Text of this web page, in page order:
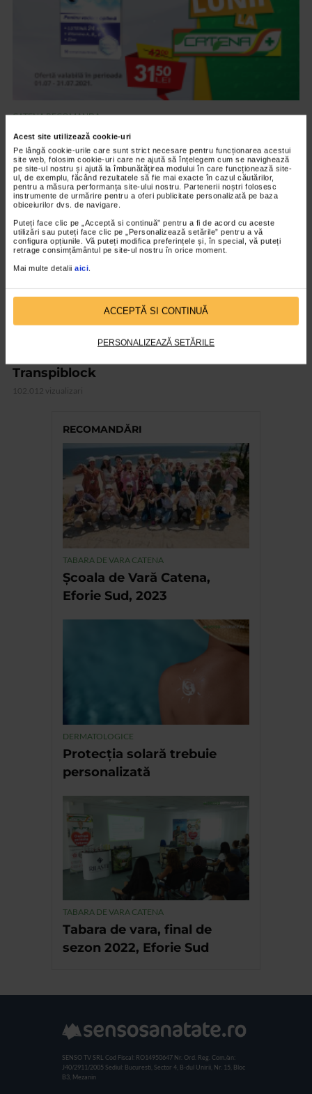
Acest site utilizează cookie-uri
Pe lângă cookie-urile care sunt strict necesare pentru funcționarea acestui
site web, folosim cookie-uri care ne ajută să înțelegem cum se navighează
pe site-ul nostru și ajută la îmbunătățirea modului în care funcționează site-
ul, de exemplu, făcând rezultatele să fie mai exacte în cazul căutărilor,
pentru a măsura performanța site-ului nostru. Partenerii noștri folosesc
instrumente de urmărire pentru a oferi publicitate personalizată pe baza
obiceiurilor dvs. de navigare.
Puteți face clic pe „Acceptă si continuă” pentru a fi de acord cu aceste
utilizări sau puteți face clic pe „Personalizează setările” pentru a vă
configura opțiunile. Vă puteți modifica preferințele și, în special, vă puteți
retrage consimțământul pe site-ul nostru în orice moment.
Mai multe detalii aici.
ACCEPTĂ SI CONTINUĂ
PERSONALIZEAZĂ SETĂRILE
CATENA RECOMANDA
Vedixin Max
101.798 vizualizari
VIDEO
Transpiblock
102.012 vizualizari
RECOMANDĂRI
TABARA DE VARA CATENA
Școala de Vară Catena,
Eforie Sud, 2023
DERMATOLOGICE
Protecția solară trebuie
personalizată
TABARA DE VARA CATENA
Tabara de vara, final de
sezon 2022, Eforie Sud
SENSO TV SRL Cod Fiscal: RO14950647 Nr. Ord. Reg. Com./an:
J40/2911/2005 Sediul: Bucuresti, Sector 4, B-dul Unirii, Nr. 15, Bloc
B3, Mezanin